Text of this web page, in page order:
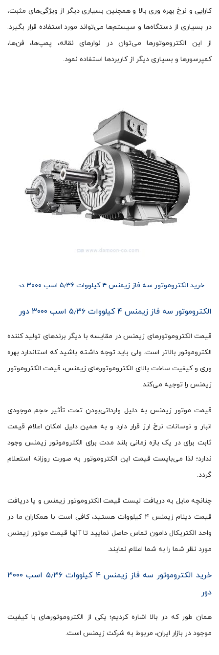
کارایی و نرخ بهره وری بالا و همچنین بسیاری دیگر از ویژگی‌های مثبت،
در بسیاری از دستگاه‌ها و سیستم‌ها می‌تواند مورد استفاده قرار بگیرد.
از این الکتروموتورها می‌توان در نوارهای نقاله، پمپ‌ها، فن‌ها،
کمپرسورها و بسیاری دیگر از کاربردها استفاده نمود.
خرید الکتروموتور سه فاز زیمنس ۴ کیلووات ۵٫۳۶ اسب ۳۰۰۰ دور
الکتروموتور سه فاز زیمنس ۴ کیلووات ۵٫۳۶ اسب ۳۰۰۰ دور
قیمت الکتروموتورهای زیمنس در مقایسه با دیگر برندهای تولید کننده
الکتروموتور بالاتر است. ولی باید توجه داشته باشید که استاندارد بهره
وری و کیفیت ساخت بالای الکتروموتورهای زیمنس، قیمت الکتروموتور
زیمنس را توجیه می‌کند.
قیمت موتور زیمنس به دلیل وارداتی‌بودن تحت تأثیر حجم موجودی
انبار و نوسانات نرخ ارز قرار دارد و به همین دلیل امکان اعلام قیمت
ثابت برای در یک بازه زمانی بلند مدت برای الکتروموتور زیمنس وجود
ندارد؛ لذا می‌بایست قیمت این الکتروموتور به صورت روزانه استعلام
گردد.
چنانچه مایل به دریافت لیست قیمت الکتروموتور زیمنس و یا دریافت
قیمت دینام زیمنس ۴ کیلووات هستید، کافی است با همکاران ما در
واحد الکتریکال دامون تماس حاصل نمایید تا آنها قیمت موتور زیمنس
مورد نظر شما را به شما اعلام نمایند.
خرید الکتروموتور سه فاز زیمنس ۴ کیلووات ۵٫۳۶ اسب ۳۰۰۰
دور
همان طور که در بالا اشاره کردیم؛ یکی از الکتروموتورهای با کیفیت
موجود در بازار ایران، مربوط به شرکت زیمنس است.